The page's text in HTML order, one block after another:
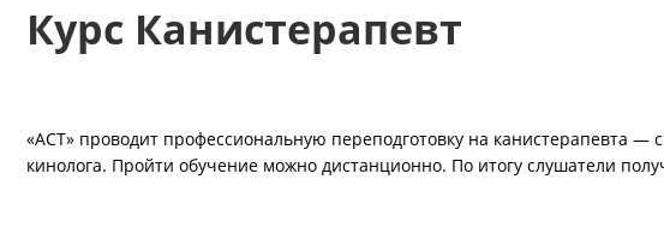
Курс Канистерапевт
«АСТ» проводит профессиональную переподготовку на канистерапевта —
кинолога. Пройти обучение можно дистанционно. По итогу слушатели